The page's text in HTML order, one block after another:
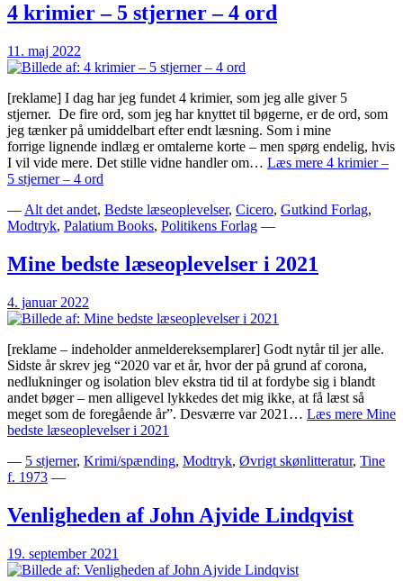
4 krimier – 5 stjerner – 4 ord
11. maj 2022
[reklame] I dag har jeg fundet 4 krimier, som jeg alle giver 5
stjerner. De fire ord, som jeg har knyttet til bøgerne, er de ord, som
jeg tænker på umiddelbart efter endt læsning. Som i mine
forrige lignende indlæg er omtalerne korte – men spørg endelig, hvis
I vil vide mere. Det stille vidne handler om… Læs mere 4 krimier –
5 stjerner – 4 ord
— Alt det andet, Bedste læseoplevelser, Cicero, Gutkind Forlag,
Modtryk, Palatium Books, Politikens Forlag —
Mine bedste læseoplevelser i 2021
4. januar 2022
[reklame – indeholder anmeldereksemplarer] Godt nytår til jer alle.
Sidste år skrev jeg “2020 var et år, hvor der på grund af corona,
nedlukninger og isolation blev ekstra tid til at fordybe sig i blandt
andet bøger – men alligevel lykkedes det mig ikke, at få læst så
meget som de foregående år”. Desværre var 2021… Læs mere Mine
bedste læseoplevelser i 2021
— 5 stjerner, Krimi/spænding, Modtryk, Øvrigt skønlitteratur, Tine
f. 1973 —
Venligheden af John Ajvide Lindqvist
19. september 2021